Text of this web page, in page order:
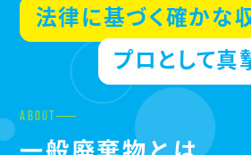
法律に基づく確かな
プロとして真
ABOUT